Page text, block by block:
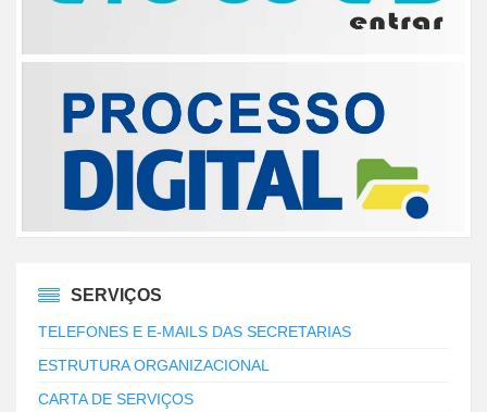
SERVIÇOS
TELEFONES E E-MAILS DAS SECRETARIAS
ESTRUTURA ORGANIZACIONAL
CARTA DE SERVIÇOS